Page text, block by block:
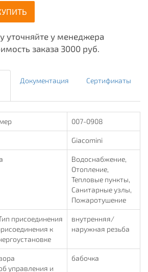
уточняйте у менеджера
заказа 3000 руб.
Документация Сертификаты
007-0908
Giacomini
Водоснабжение,
Отопление,
Тепловые пункты,
Санитарные узлы,
Пожаротушение
присоединения
к
внутренняя/
наружная резьба
управления и
бабочка